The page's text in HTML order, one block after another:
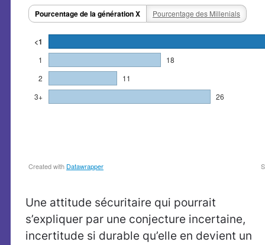
Une attitude sécuritaire qui pourrait
s’expliquer par une conjecture incertaine,
incertitude si durable qu’elle en devient un